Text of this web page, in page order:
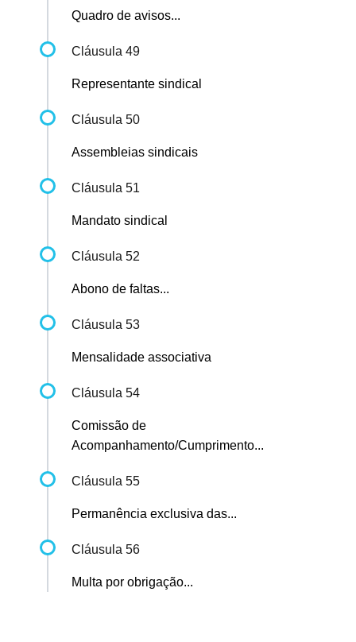
Quadro de avisos...
Cláusula 49
Representante sindical
Cláusula 50
Assembleias sindicais
Cláusula 51
Mandato sindical
Cláusula 52
Abono de faltas...
Cláusula 53
Mensalidade associativa
Cláusula 54
Comissão de
Acompanhamento/Cumprimento...
Cláusula 55
Permanência exclusiva das...
Cláusula 56
Multa por obrigação...